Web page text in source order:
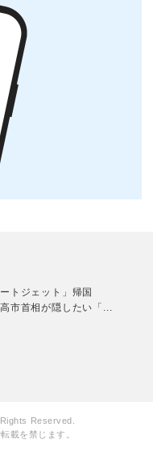
トジェット」帰国
市首相が隠したい「...
Reserved.
載を禁じます。